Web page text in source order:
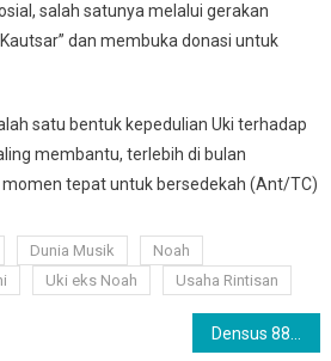
salah satunya melalui gerakan
dan membuka donasi untuk
satu bentuk kepedulian Uki terhadap
membantu, terlebih di bulan
momen tepat untuk bersedekah (Ant/TC)
Dunia Musik
Noah
Uki eks Noah Usaha Rintisan